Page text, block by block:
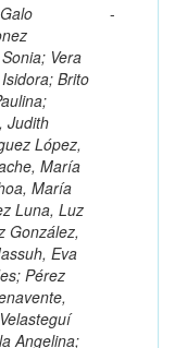
Vera
Brito
Judith
López,
María
María
Luna, Luz
González,
Eva
Pérez
Angelina;
-